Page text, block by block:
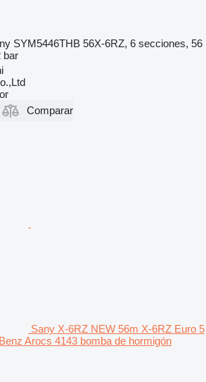
SYM5446THB 56X-6RZ, 6 secciones, 56
bar
Comparar
Sany X-6RZ NEW 56m X-6RZ Euro 5
Arocs 4143 bomba de hormigón